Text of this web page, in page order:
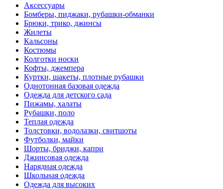
Аксессуары
Бомберы, пиджаки, рубашки-обманки
Брюки, трико, джинсы
Жилеты
Кальсоны
Костюмы
Колготки носки
Кофты, джемпера
Куртки, шакеты, плотные рубашки
Однотонная базовая одежда
Одежда для детского сада
Пижамы, халаты
Рубашки, поло
Теплая одежда
Толстовки, водолазки, свитшоты
Футболки, майки
Шорты, бриджи, капри
Джинсовая одежда
Нарядная одежда
Школьная одежда
Одежда для высоких